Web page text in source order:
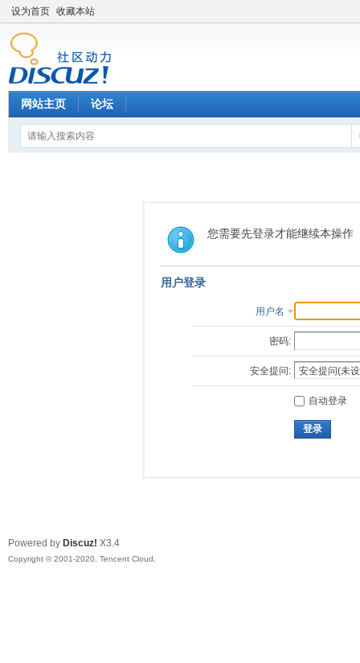
设为首页 收藏本站
网站主页 论坛
您需要先登录才能继续本操作
用户登录
用户名
密码:
安全提问:
自动登录
登录
Powered by Discuz! X3.4
Copyright © 2001-2020, Tencent Cloud.